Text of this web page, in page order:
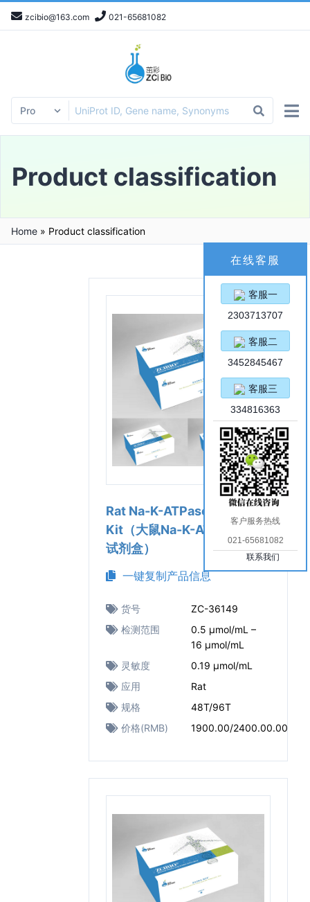
zcibio@163.com 021-65681082
Product classification
Home » Product classification
Rat Na-K-ATPase ELISA
Kit（大鼠Na-K-ATP酶 ELISA
试剂盒）
一键复制产品信息
货号
ZC-36149
检测范围
0.5 μmol/mL –
16 μmol/mL
灵敏度
0.19 μmol/mL
应用
Rat
规格
48T/96T
价格(RMB)
1900.00/2400.00.00
在线客服
客服一
2303713707
客服二
3452845467
客服三
334816363
客户服务热线
021-65681082
联系我们